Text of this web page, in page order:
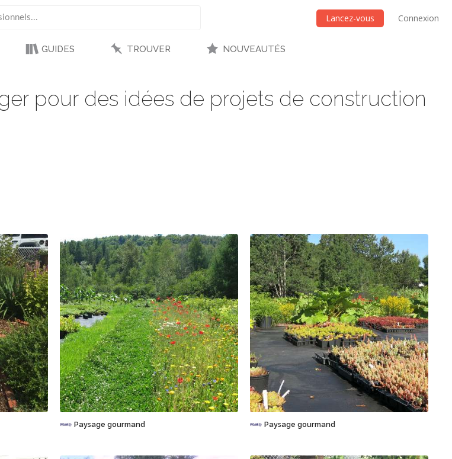
Lancez-vous Connexion
GUIDES TROUVER NOUVEAUTÉS
pour des idées de projets de construction
Sauvegarder
Paysage gourmand
Sauvegarder
Paysage gourmand